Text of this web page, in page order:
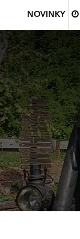
NOVINKY